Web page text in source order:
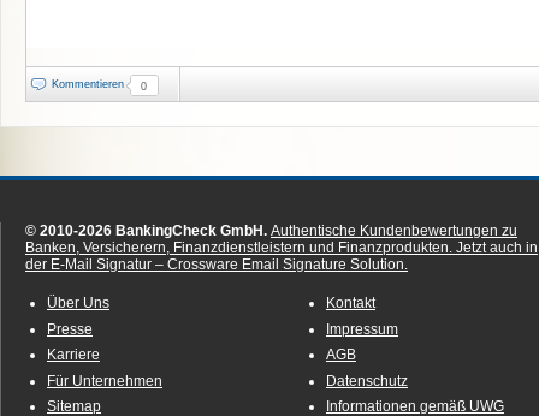
Kommentieren 0
© 2010-2026 BankingCheck GmbH. Authentische Kundenbewertungen zu
Banken, Versicherern, Finanzdienstleistern und Finanzprodukten. Jetzt auch in
der E-Mail Signatur – Crossware Email Signature Solution.
Über Uns
Presse
Karriere
Für Unternehmen
Sitemap
Kontakt
Impressum
AGB
Datenschutz
Informationen gemäß UWG